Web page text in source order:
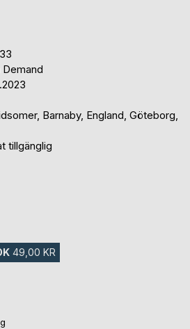
Barnaby, England, Göteborg,
tillgänglig
49,00 KR